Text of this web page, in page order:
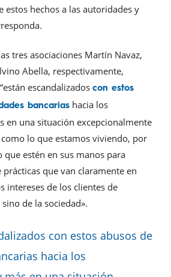
estos hechos a las autoridades y
tres asociaciones Martín Navaz,
Abella, respectivamente,
escandalizados con estos
bancariashacia los
en una situación excepcionalmente
lo que estamos viviendo, por
estén en sus manos para
que van claramente en
intereses de los clientes de
de la sociedad».
con estos abusos de
hacia los